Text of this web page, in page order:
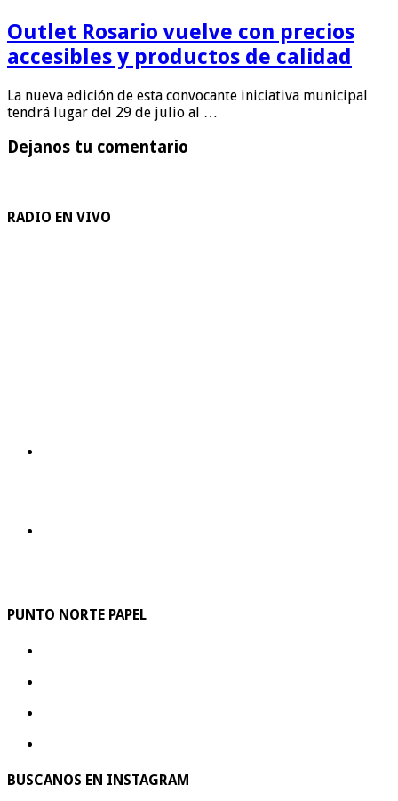
Outlet Rosario vuelve con precios
accesibles y productos de calidad
La nueva edición de esta convocante iniciativa municipal
tendrá lugar del 29 de julio al …
Dejanos tu comentario
RADIO EN VIVO
PUNTO NORTE PAPEL
BUSCANOS EN INSTAGRAM